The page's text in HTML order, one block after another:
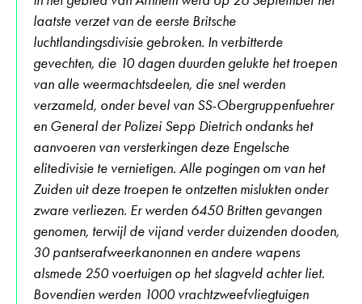
laatste verzet van de eerste Britsche
luchtlandingsdivisie gebroken. In verbitterde
gevechten, die 10 dagen duurden gelukte het troepen
van alle weermachtsdeelen, die snel werden
verzameld, onder bevel van SS-Obergruppenfuehrer
en General der Polizei Sepp Dietrich ondanks het
aanvoeren van versterkingen deze Engelsche
elitedivisie te vernietigen. Alle pogingen om van het
Zuiden uit deze troepen te ontzetten mislukten onder
zware verliezen. Er werden 6450 Britten gevangen
genomen, terwijl de vijand verder duizenden dooden,
30 pantserafweerkanonnen en andere wapens
alsmede 250 voertuigen op het slagveld achter liet.
Bovendien werden 1000 vrachtzweefvliegtuigen